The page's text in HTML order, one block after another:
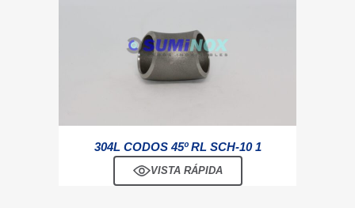
304L CODOS 45º RL SCH-10 1
VISTA RÁPIDA